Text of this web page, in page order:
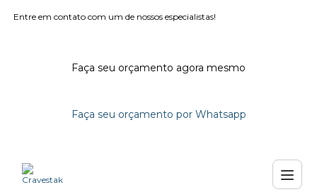
Entre em contato com um de nossos especialistas!
Faça seu orçamento agora mesmo
Faça seu orçamento por Whatsapp